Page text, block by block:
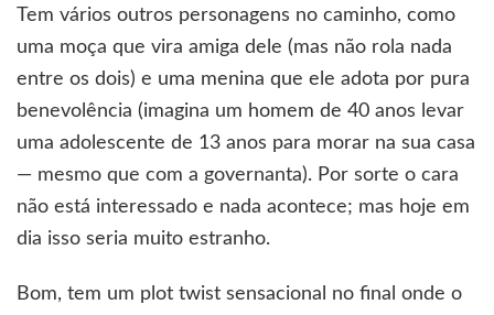
Tem vários outros personagens no caminho, como
uma moça que vira amiga dele (mas não rola nada
entre os dois) e uma menina que ele adota por pura
benevolência (imagina um homem de 40 anos levar
uma adolescente de 13 anos para morar na sua casa
— mesmo que com a governanta). Por sorte o cara
não está interessado e nada acontece; mas hoje em
dia isso seria muito estranho.
Bom, tem um plot twist sensacional no final onde o